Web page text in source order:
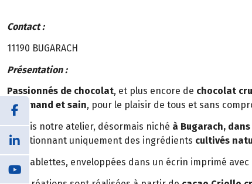
Contact :
11190 BUGARACH
Présentation :
Passionnés de chocolat, et plus encore de chocolat cru
gourmand et sain, pour le plaisir de tous et sans
Depuis notre atelier, désormais niché à Bugarach, dans
sélectionnant uniquement des ingrédients cultivés
Nos tablettes, enveloppées dans un écrin imprimé